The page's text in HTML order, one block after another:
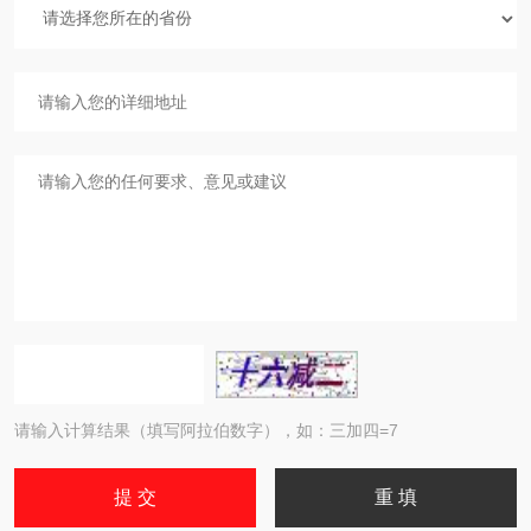
请输入计算结果（填写阿拉伯数字），如：三加四=7